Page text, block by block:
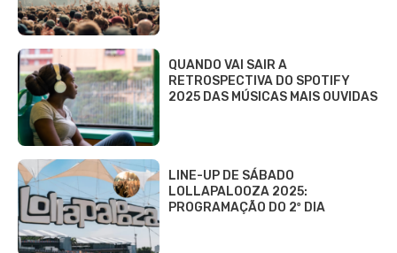
QUANDO VAI SAIR A
RETROSPECTIVA DO SPOTIFY
2025 DAS MÚSICAS MAIS OUVIDAS
LINE-UP DE SÁBADO
LOLLAPALOOZA 2025:
PROGRAMAÇÃO DO 2º DIA